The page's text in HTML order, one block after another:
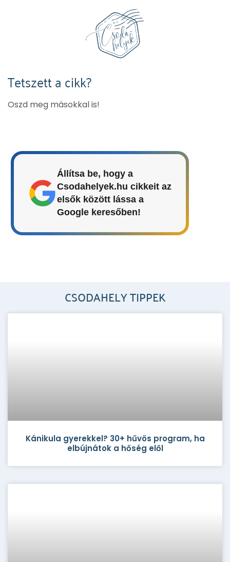
Tetszett a cikk?
Oszd meg másokkal is!
Állítsa be, hogy a
Csodahelyek.hu cikkeit az
elsők között lássa a
Google keresőben!
CSODAHELY TIPPEK
Kánikula gyerekkel? 30+ hűvös program, ha
elbújnátok a hőség elől